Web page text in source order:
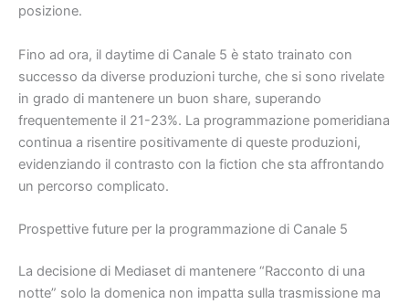
posizione.
Fino ad ora, il daytime di Canale 5 è stato trainato con
successo da diverse produzioni turche, che si sono rivelate
in grado di mantenere un buon share, superando
frequentemente il 21-23%. La programmazione pomeridiana
continua a risentire positivamente di queste produzioni,
evidenziando il contrasto con la fiction che sta affrontando
un percorso complicato.
Prospettive future per la programmazione di Canale 5
La decisione di Mediaset di mantenere “Racconto di una
notte” solo la domenica non impatta sulla trasmissione ma